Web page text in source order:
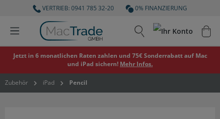
VERTRIEB: 0941 785 32-20 0% FINANZIERUNG
Jetzt in 6 monatlichen Raten zahlen und 75€ Sonderrabatt auf Mac
und iPad sichern! Mehr Infos.
Zubehör iPad Pencil